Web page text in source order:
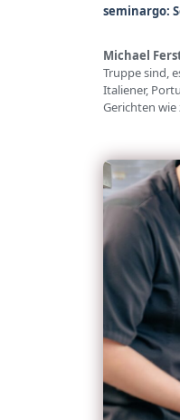
seminargo:
Michael
Truppe sind,
Italiener,
Gerichten